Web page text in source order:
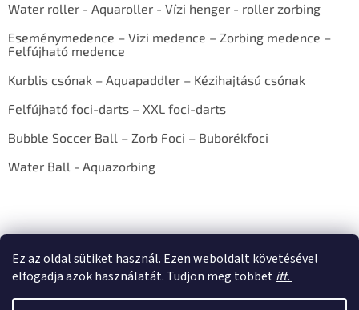
Ez az oldal sütiket használ. Ezen weboldalt követésével
elfogadja azok használatát. Tudjon meg többetitt.
Water roller - Aquaroller - Vízi henger - roller zorbing
Eseménymedence – Vízi medence – Zorbing medence –
Felfújható medence
Kurblis csónak – Aquapaddler – Kézihajtású csónak
Felfújható foci-darts – XXL foci-darts
Bubble Soccer Ball – Zorb Foci – Buborékfoci
Water Ball - Aquazorbing